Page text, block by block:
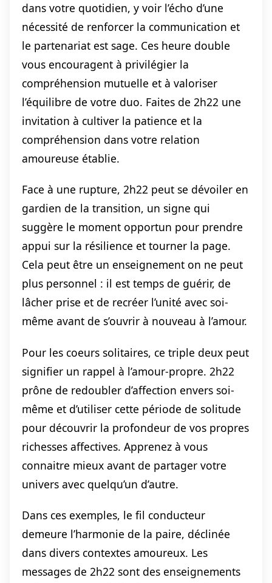
dans votre quotidien, y voir l’écho d’une
nécessité de renforcer la communication et
le partenariat est sage. Ces heure double
vous encouragent à privilégier la
compréhension mutuelle et à valoriser
l’équilibre de votre duo. Faites de 2h22 une
invitation à cultiver la patience et la
compréhension dans votre relation
amoureuse établie.
Face à une rupture, 2h22 peut se dévoiler en
gardien de la transition, un signe qui
suggère le moment opportun pour prendre
appui sur la résilience et tourner la page.
Cela peut être un enseignement on ne peut
plus personnel : il est temps de guérir, de
lâcher prise et de recréer l’unité avec soi-
même avant de s’ouvrir à nouveau à l’amour.
Pour les coeurs solitaires, ce triple deux peut
signifier un rappel à l’amour-propre. 2h22
prône de redoubler d’affection envers soi-
même et d’utiliser cette période de solitude
pour découvrir la profondeur de vos propres
richesses affectives. Apprenez à vous
connaitre mieux avant de partager votre
univers avec quelqu’un d’autre.
Dans ces exemples, le fil conducteur
demeure l’harmonie de la paire, déclinée
dans divers contextes amoureux. Les
messages de 2h22 sont des enseignements